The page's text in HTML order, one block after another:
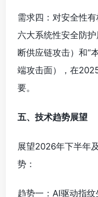
需求四：对安全性
六大系统性安全防
断供应链攻击）和“
端攻击面），在
要。
五、技术趋势展望
展望2026年下半年
势：
趋势一：AI驱动指